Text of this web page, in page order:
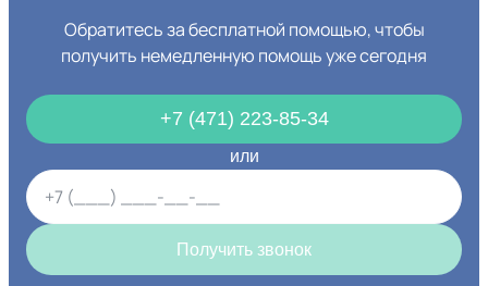
Обратитесь за бесплатной помощью, чтобы
получить немедленную помощь уже сегодня
+7 (471) 223-85-34
или
Получить звонок